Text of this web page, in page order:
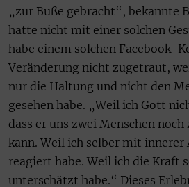
„zur Buße gebracht“, bekannte
hatte nicht mit einer solchen
habe einem solchen Facebook-
Veränderung nicht zugetraut,
nur die Haltung und nicht den
gesehen habe. „Weil ich Gott
dass er uns zwei Menschen
kann. Weil ich selber mit innerer
reagiert habe. Weil ich die Kraft
unterschätzt habe.“ Dieses